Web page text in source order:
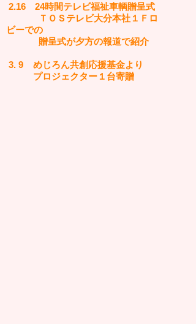
2.16 24時間テレビ福祉車輌贈呈式
ＴＯＳテレビ大分本社１Ｆロ
ビーでの
贈呈式が夕方の報道で紹介
3. 9 めじろん共創応援基金より
プロジェクター１台寄贈